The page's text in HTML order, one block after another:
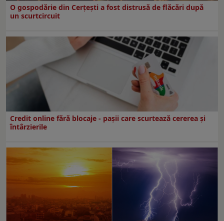
O gospodărie din Cerțești a fost distrusă de flăcări după
un scurtcircuit
Credit online fără blocaje - pașii care scurtează cererea și
întârzierile